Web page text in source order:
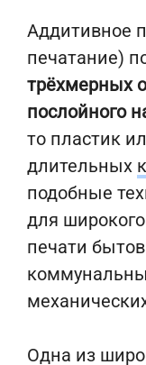
Аддитивное
печатание)
трёхмерных
послойного
то пластик
длительных
подобные
для
печати
Одна из